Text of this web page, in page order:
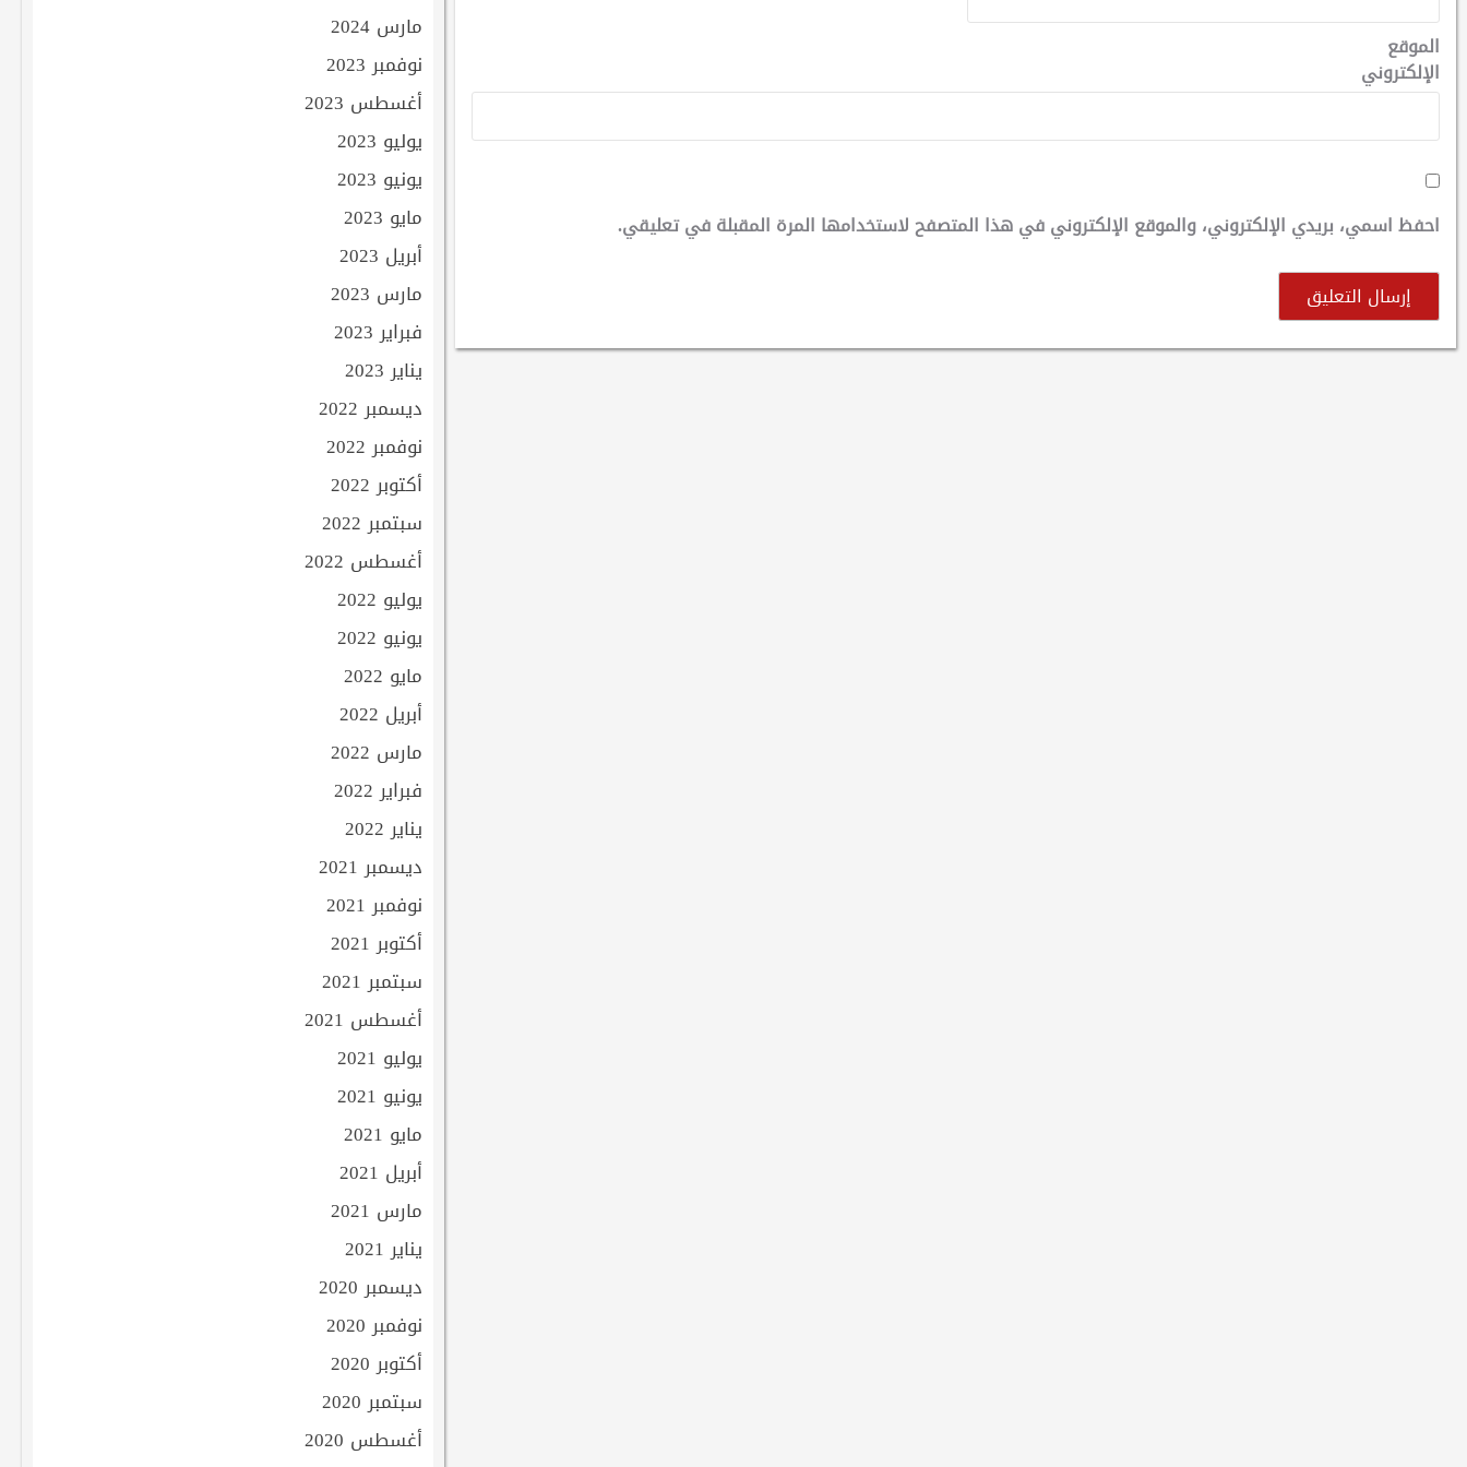
الموقع
الإلكتروني
احفظ اسمي، بريدي الإلكتروني، والموقع الإلكتروني في هذا المتصفح لاستخدامها المرة المقبلة في تعليقي.
مارس 2024
نوفمبر 2023
أغسطس 2023
يوليو 2023
يونيو 2023
مايو 2023
أبريل 2023
مارس 2023
فبراير 2023
يناير 2023
ديسمبر 2022
نوفمبر 2022
أكتوبر 2022
سبتمبر 2022
أغسطس 2022
يوليو 2022
يونيو 2022
مايو 2022
أبريل 2022
مارس 2022
فبراير 2022
يناير 2022
ديسمبر 2021
نوفمبر 2021
أكتوبر 2021
سبتمبر 2021
أغسطس 2021
يوليو 2021
يونيو 2021
مايو 2021
أبريل 2021
مارس 2021
يناير 2021
ديسمبر 2020
نوفمبر 2020
أكتوبر 2020
سبتمبر 2020
أغسطس 2020